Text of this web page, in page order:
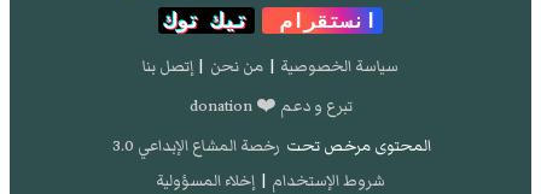
انستقرام
تيك توك
سياسة الخصوصية | من نحن | إتصل بنا
تبرع و دعم ❤️ donation
المحتوى مرخص تحت رخصة المشاع الإبداعي 3.0
شروط الإستخدام | إخلاء المسؤولية